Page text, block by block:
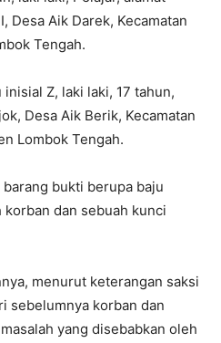
Desa Aik Darek, Kecamatan
Tengah.
Z, laki laki, 17 tahun,
Desa Aik Berik, Kecamatan
Lombok Tengah.
bukti berupa baju
dan sebuah kunci
menurut keterangan saksi
sebelumnya korban dan
yang disebabkan oleh